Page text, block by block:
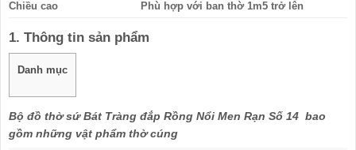
Chiều cao Phù hợp với ban thờ 1m5 trở lên
1. Thông tin sản phẩm
Danh mục
Bộ đồ thờ sứ Bát Tràng đắp Rồng Nổi Men Rạn Số 14 bao
gồm những vật phẩm thờ cúng